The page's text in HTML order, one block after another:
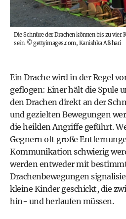
Die Schnüre der Drachen können bis zu vier
sein. ©gettyimages.com, Kanishka Afshari
Ein Drache wird in der Regel
geflogen: Einer hält die Spule
den Drachen direkt an der
und gezielten Bewegungen
die heiklen Angriffe geführt.
Gegnern oft große
Kommunikation schwierig
werden entweder mit
Drachenbewegungen
kleine Kinder geschickt, die
hin- und herlaufen müssen.